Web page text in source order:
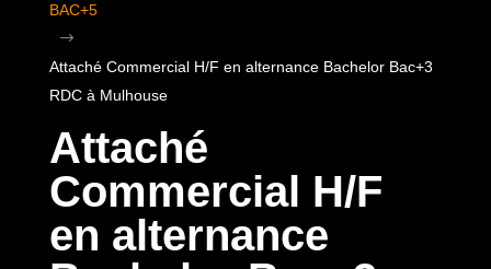
BAC+5
$
Attaché Commercial H/F en alternance Bachelor Bac+3
RDC à Mulhouse
Attaché
Commercial H/F
en alternance